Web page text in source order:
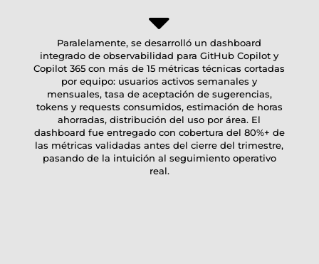
Paralelamente, se desarrolló un dashboard
integrado de observabilidad para GitHub Copilot y
Copilot 365 con más de 15 métricas técnicas cortadas
por equipo: usuarios activos semanales y
mensuales, tasa de aceptación de sugerencias,
tokens y requests consumidos, estimación de horas
ahorradas, distribución del uso por área. El
dashboard fue entregado con cobertura del 80%+ de
las métricas validadas antes del cierre del trimestre,
pasando de la intuición al seguimiento operativo
real.